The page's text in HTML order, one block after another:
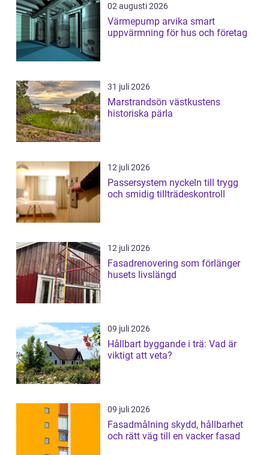
02 augusti 2026
Värmepump arvika smart
uppvärmning för hus och företag
31 juli 2026
Marstrandsön västkustens
historiska pärla
12 juli 2026
Passersystem nyckeln till trygg
och smidig tillträdeskontroll
12 juli 2026
Fasadrenovering som förlänger
husets livslängd
09 juli 2026
Hållbart byggande i trä: Vad är
viktigt att veta?
09 juli 2026
Fasadmålning skydd, hållbarhet
och rätt väg till en vacker fasad